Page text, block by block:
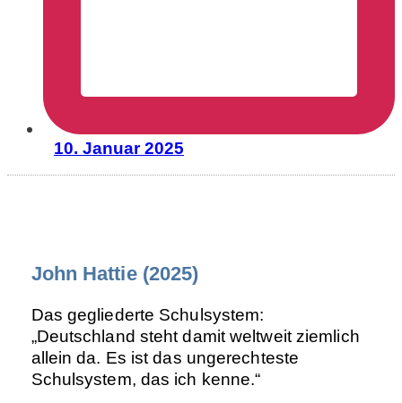
10. Januar 2025
John Hattie (2025)
Das gegliederte Schulsystem:
„Deutschland steht damit weltweit ziemlich
allein da. Es ist das ungerechteste
Schulsystem, das ich kenne.“